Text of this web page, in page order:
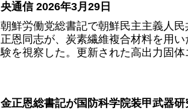
央通信 2026年3月29日
朝鮮労働党総書記で朝鮮民主主義人
正恩同志が、炭素繊維複合材料を用
験を視察した。更新された高出力固
金正恩総書記が国防科学院装甲武器